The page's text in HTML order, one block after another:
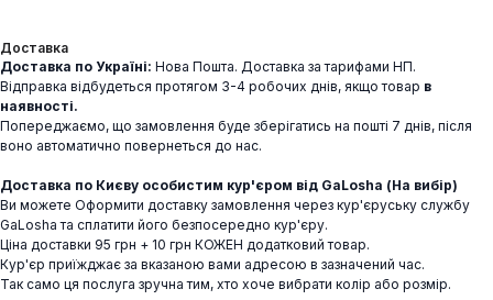
Доставка
Доставка по Україні: Нова Пошта. Доставка за тарифами НП.
Відправка відбудеться протягом 3-4 робочих днів, якщо товар в
наявності.
Попереджаємо, що замовлення буде зберігатись на пошті 7 днів, після
воно автоматично повернеться до нас.
Доставка по Києву особистим кур'єром від GaLosha (На вибір)
Ви можете Оформити доставку замовлення через кур'єруську службу
GaLosha та сплатити його безпосередно кур'єру.
Ціна доставки 95 грн + 10 грн КОЖЕН додатковий товар.
Кур'єр приїжджає за вказаною вами адресою в зазначений час.
Так само ця послуга зручна тим, хто хоче вибрати колір або розмір.